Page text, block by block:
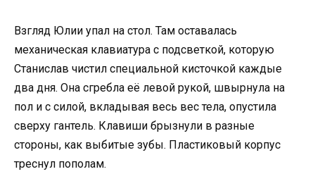
Взгляд Юлии упал на стол. Там оставалась
механическая клавиатура с подсветкой, которую
Станислав чистил специальной кисточкой каждые
два дня. Она сгребла её левой рукой, швырнула на
пол и с силой, вкладывая весь вес тела, опустила
сверху гантель. Клавиши брызнули в разные
стороны, как выбитые зубы. Пластиковый корпус
треснул пополам.